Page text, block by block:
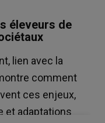
éleveurs de
lien avec la
comment
ces enjeux,
et adaptations